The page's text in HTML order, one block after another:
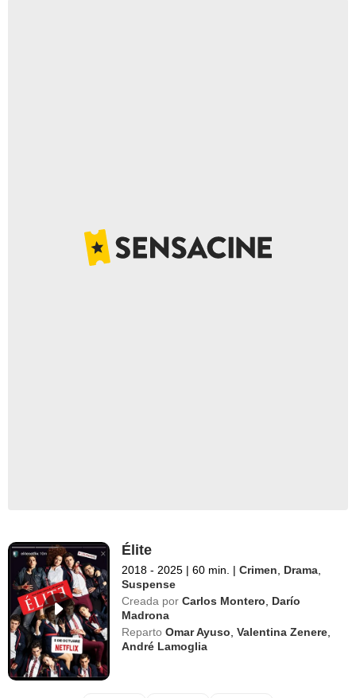
Élite
2018 - 2025 | 60 min. | Crimen Drama
Suspense
Creada por Carlos Montero
Darío
Madrona
Reparto Omar Ayuso ,Valentina Zenere
André Lamoglia